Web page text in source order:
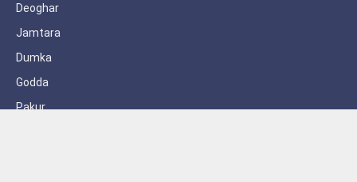
Deoghar
Jamtara
Dumka
Godda
Pakur